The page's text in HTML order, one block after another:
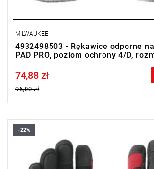
MILWAUKEE
4932498503 - Rękawice odporne
PAD PRO, poziom ochrony 4/D,
Price tax included
74,88 zł
96,00 zł
-22%